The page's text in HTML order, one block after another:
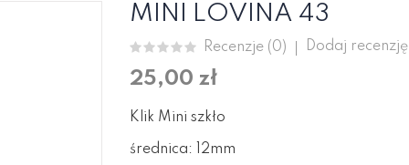
MINI LOVINA 43
Recenzje (0) Dodaj recenzję
25,00 zł
Klik Mini szkło
średnica: 12mm